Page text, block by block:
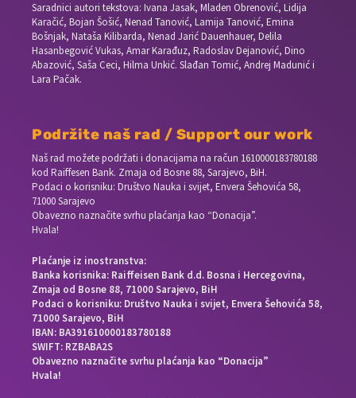
Saradnici autori tekstova: Ivana Jasak, Mladen Obrenović, Lidija
Karačić, Bojan Šošić, Nenad Tanović, Lamija Tanović, Emina
Bošnjak, Nataša Kilibarda, Nenad Jarić Dauenhauer, Delila
Hasanbegović Vukas, Amar Karađuz, Radoslav Dejanović, Dino
Abazović, Saša Ceci, Hilma Unkić. Slađan Tomić, Andrej Madunić i
Lara Pačak.
Podržite naš rad / Support our work
Naš rad možete podržati i donacijama na račun 1610000183780188
kod Raiffesen Bank. Zmaja od Bosne 88, Sarajevo, BiH.
Podaci o korisniku: Društvo Nauka i svijet, Envera Šehovića 58,
71000 Sarajevo
Obavezno naznačite svrhu plaćanja kao “Donacija”.
Hvala!
Plaćanje iz inostranstva:
Banka korisnika: Raiffeisen Bank d.d. Bosna i Hercegovina,
Zmaja od Bosne 88, 71000 Sarajevo, BiH
Podaci o korisniku: Društvo Nauka i svijet, Envera Šehovića 58,
71000 Sarajevo, BiH
IBAN: BA391610000183780188
SWIFT: RZBABA2S
Obavezno naznačite svrhu plaćanja kao “Donacija”
Hvala!